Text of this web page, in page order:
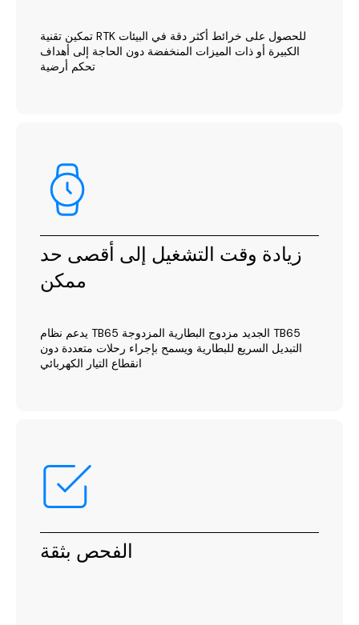
تمكين تقنية RTK للحصول على خرائط أكثر دقة في البيئات
الكبيرة أو ذات الميزات المنخفضة دون الحاجة إلى أهداف
تحكم أرضية
زيادة وقت التشغيل إلى أقصى حد
ممكن
يدعم نظام TB65 الجديد مزدوج البطارية المزدوجة TB65
التبديل السريع للبطارية ويسمح بإجراء رحلات متعددة دون
انقطاع التيار الكهربائي
الفحص بثقة